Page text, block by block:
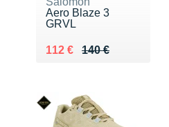
Aero Blaze 3
GRVL
140 €
Au lieu de 140 €
112 €
Vendu 112 €